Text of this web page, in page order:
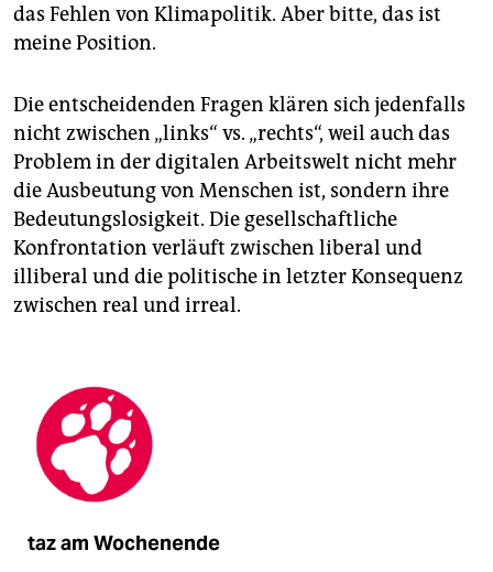
das Fehlen von Klimapolitik. Aber bitte, das ist
meine Position.
Die entscheidenden Fragen klären sich jedenfalls
nicht zwischen „links“ vs. „rechts“, weil auch das
Problem in der digitalen Arbeitswelt nicht mehr
die Ausbeutung von Menschen ist, sondern ihre
Bedeutungslosigkeit. Die gesellschaftliche
Konfrontation verläuft zwischen liberal und
illiberal und die politische in letzter Konsequenz
zwischen real und irreal.
taz am Wochenende